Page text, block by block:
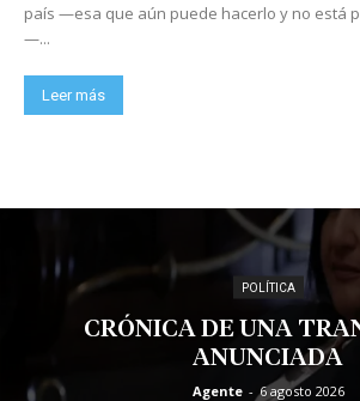
país —esa que aún puede hacerlo y no está
—...
Leer más
POLÍTICA
CRÓNICA DE UNA
ANUNCIADA
Agente - 6 agosto 2026